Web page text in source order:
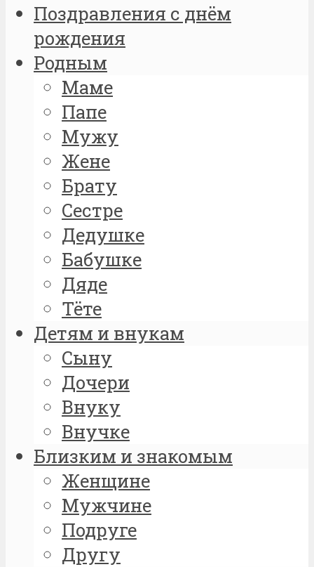
Поздравления с днём
рождения
Родным
Маме
Папе
Мужу
Жене
Брату
Сестре
Дедушке
Бабушке
Дяде
Тёте
Детям и внукам
Сыну
Дочери
Внуку
Внучке
Близким и знакомым
Женщине
Мужчине
Подруге
Другу